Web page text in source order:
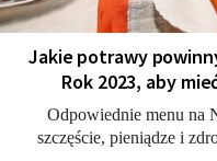
Jakie potrawy
Rok 2023, aby
Odpowiednie menu na
szczęście, pieniądze i